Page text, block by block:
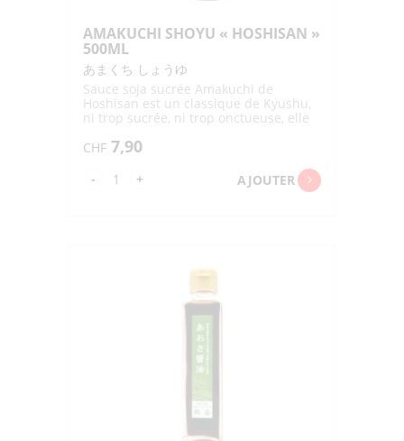
AMAKUCHI SHOYU « HOSHISAN »
500ML
あまくち しょうゆ
Sauce soja sucrée Amakuchi de
Hoshisan est un classique de Kyushu,
ni trop sucrée, ni trop onctueuse, elle
CHF 7,90
-
quantité
+ AJOUTER